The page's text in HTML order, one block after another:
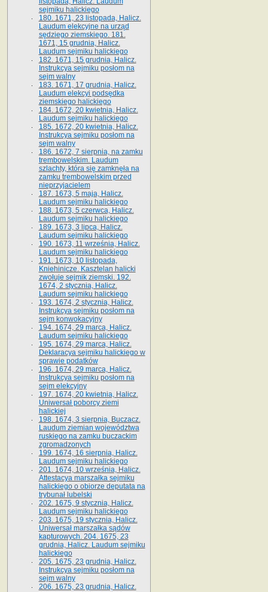
sejmiku halickiego
180. 1671, 23 listopada, Halicz.
Laudum elekcyjne na urząd
sędziego ziemskiego. 181.
1671, 15 grudnia, Halicz.
Laudum sejmiku halickiego
182. 1671, 15 grudnia, Halicz.
Instrukcya sejmiku posłom na
sejm walny
183. 1671, 17 grudnia, Halicz.
Laudum elekcyi podsędka
ziemskiego halickiego
184. 1672, 20 kwietnia, Halicz.
Laudum sejmiku halickiego
185. 1672, 20 kwietnia, Halicz.
Instrukcya sejmiku posłom na
sejm walny
186. 1672, 7 sierpnia, na zamku
trembowelskim. Laudum
szlachty, która się zamknęła na
zamku trembowelskim przed
nieprzyjacielem
187. 1673, 5 maja, Halicz.
Laudum sejmiku halickiego
188. 1673, 5 czerwca, Halicz.
Laudum sejmiku halickiego
189. 1673, 3 lipca, Halicz.
Laudum sejmiku halickiego
190. 1673, 11 września, Halicz.
Laudum sejmiku halickiego
191. 1673, 10 listopada,
Kniehinicze. Kasztelan halicki
zwołuje sejmik ziemski. 192.
1674, 2 stycznia, Halicz.
Laudum sejmiku halickiego
193. 1674, 2 stycznia, Halicz.
Instrukcya sejmiku posłom na
sejm konwokacyjny
194. 1674, 29 marca, Halicz.
Laudum sejmiku halickiego
195. 1674, 29 marca, Halicz.
Deklaracya sejmiku halickiego w
sprawie podatków
196. 1674, 29 marca, Halicz.
Instrukcya sejmiku posłom na
sejm elekcyjny
197. 1674, 20 kwietnia, Halicz.
Uniwersał poborcy ziemi
halickiej
198. 1674, 3 sierpnia, Buczacz.
Laudum ziemian województwa
ruskiego na zamku buczackim
zgromadzonych
199. 1674, 16 sierpnia, Halicz.
Laudum sejmiku halickiego
201. 1674, 10 września, Halicz.
Attestacya marszałka sejmiku
halickiego o obiorze deputata na
trybunał lubelski
202. 1675, 9 stycznia, Halicz.
Laudum sejmiku halickiego
203. 1675, 19 stycznia, Halicz.
Uniwersał marszałka sądów
kapturowych. 204. 1675, 23
grudnia, Halicz. Laudum sejmiku
halickiego
205. 1675, 23 grudnia, Halicz.
Instrukcya sejmiku posłom na
sejm walny
206. 1675, 23 grudnia, Halicz.